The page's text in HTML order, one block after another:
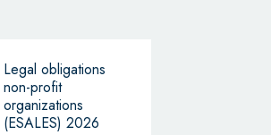
Legal obligations
non-profit
organizations
(ESALES) 2026